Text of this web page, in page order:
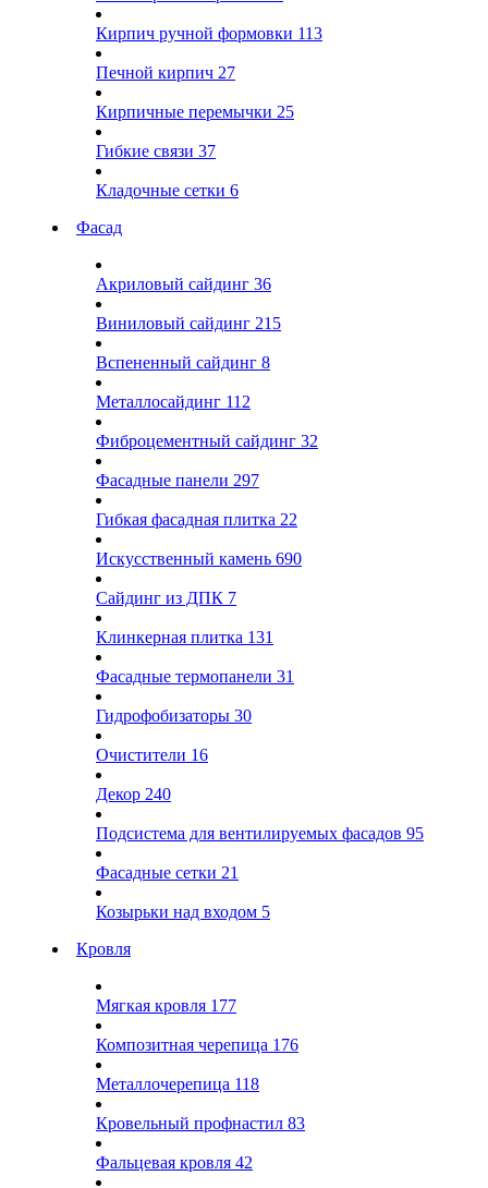
Кирпич ручной формовки 113
Печной кирпич 27
Кирпичные перемычки 25
Гибкие связи 37
Кладочные сетки 6
Фасад
Акриловый сайдинг 36
Виниловый сайдинг 215
Вспененный сайдинг 8
Металлосайдинг 112
Фиброцементный сайдинг 32
Фасадные панели 297
Гибкая фасадная плитка 22
Искусственный камень 690
Сайдинг из ДПК 7
Клинкерная плитка 131
Фасадные термопанели 31
Гидрофобизаторы 30
Очистители 16
Декор 240
Подсистема для вентилируемых фасадов 95
Фасадные сетки 21
Козырьки над входом 5
Кровля
Мягкая кровля 177
Композитная черепица 176
Металлочерепица 118
Кровельный профнастил 83
Фальцевая кровля 42